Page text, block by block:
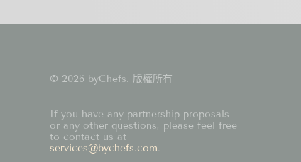
© 2026 byChefs. 版權所有
If you have any partnership proposals
or any other questions, please feel free
to contact us at
services@bychefs.com.